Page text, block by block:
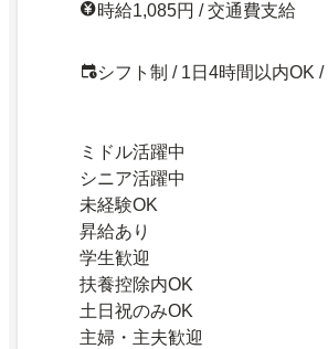
時給1,085円 / 交通費支給
シフト制 / 1日4時間以内OK
ミドル活躍中
シニア活躍中
未経験OK
昇給あり
学生歓迎
扶養控除内OK
土日祝のみOK
主婦・主夫歓迎